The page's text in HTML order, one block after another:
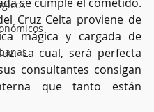
se cumple el cometido.
Cruz Celta proviene de
mágica y cargada de
La cual, será perfecta
consultantes consigan
que tanto están